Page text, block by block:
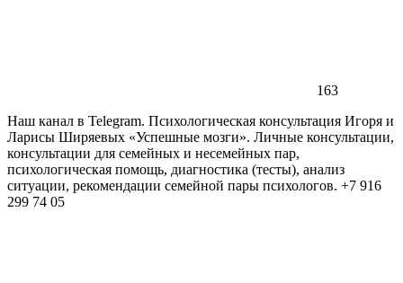
163
Наш канал в Telegram. Психологическая консультация Игоря и
Ларисы Ширяевых «Успешные мозги». Личные консультации,
консультации для семейных и несемейных пар,
психологическая помощь, диагностика (тесты), анализ
ситуации, рекомендации семейной пары психологов. +7 916
299 74 05